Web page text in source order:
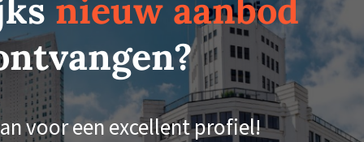
nieuw aanbod
voor een excellent profiel!